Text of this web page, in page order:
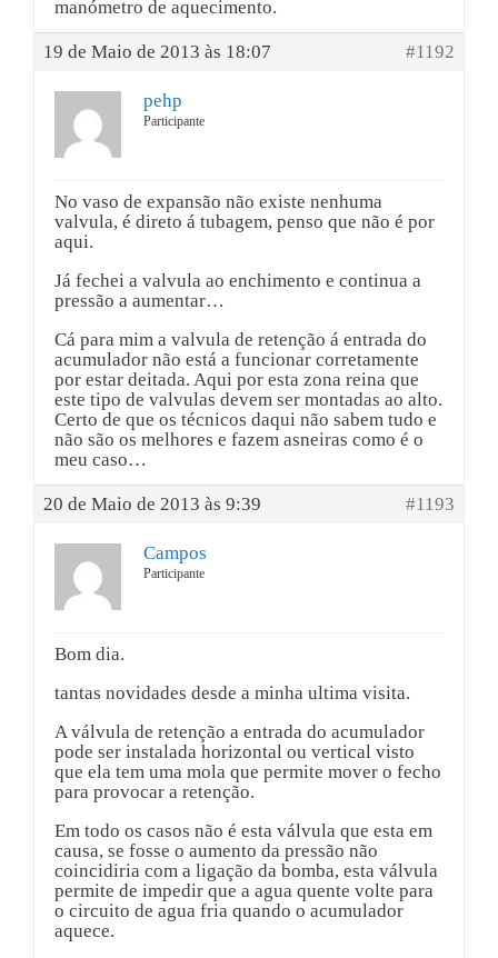
manómetro de aquecimento.
19 de Maio de 2013 às 18:07 #1192
pehp
Participante
No vaso de expansão não existe nenhuma
valvula, é direto á tubagem, penso que não é por
aqui.
Já fechei a valvula ao enchimento e continua a
pressão a aumentar…
Cá para mim a valvula de retenção á entrada do
acumulador não está a funcionar corretamente
por estar deitada. Aqui por esta zona reina que
este tipo de valvulas devem ser montadas ao alto.
Certo de que os técnicos daqui não sabem tudo e
não são os melhores e fazem asneiras como é o
meu caso…
20 de Maio de 2013 às 9:39 #1193
Campos
Participante
Bom dia.
tantas novidades desde a minha ultima visita.
A válvula de retenção a entrada do acumulador
pode ser instalada horizontal ou vertical visto
que ela tem uma mola que permite mover o fecho
para provocar a retenção.
Em todo os casos não é esta válvula que esta em
causa, se fosse o aumento da pressão não
coincidiria com a ligação da bomba, esta válvula
permite de impedir que a agua quente volte para
o circuito de agua fria quando o acumulador
aquece.